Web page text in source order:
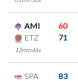
AMI
60
ETZ
71
13min46s
SPA
83